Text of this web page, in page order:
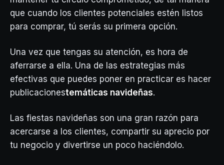
que cuando los clientes potenciales estén listos
para comprar, tú serás su primera opción.
Una vez que tengas su atención, es hora de
aferrarse a ella. Una de las estrategias más
efectivas que puedes poner en practicar es hacer
publicacionestemáticas navideñas.
Las fiestas navideñas son una gran razón para
acercarse a los clientes, compartir su aprecio por
tu negocio y divertirse un poco haciéndolo.